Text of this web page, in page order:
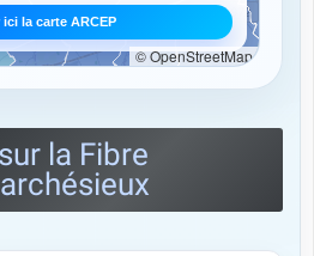
ici la carte ARCEP
© OpenStreetMap
la Fibre